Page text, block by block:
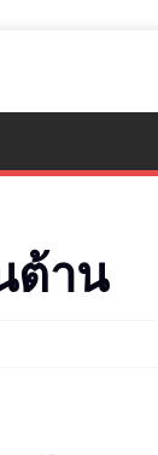
ต้าน